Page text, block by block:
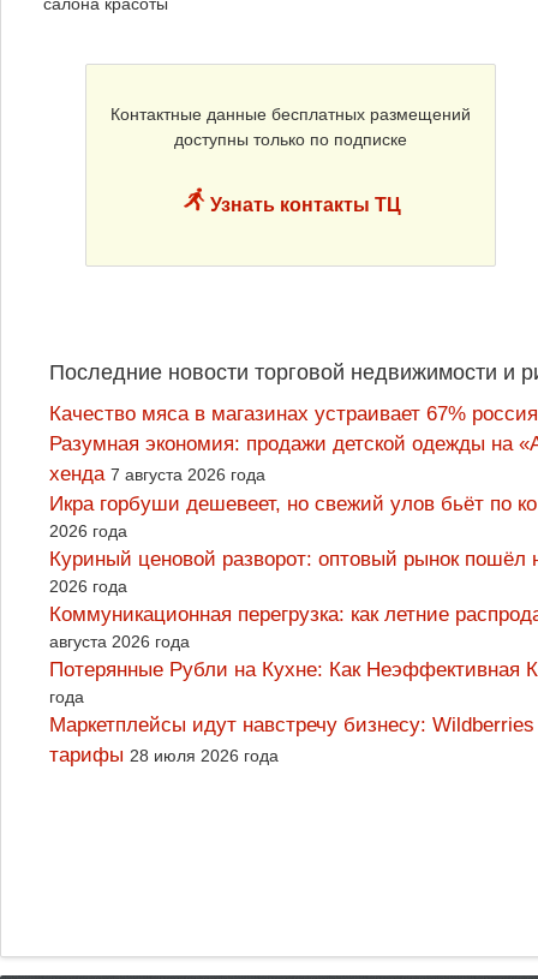
Контактные данные бесплатных размещений
доступны только по подписке
Узнать контакты ТЦ
Последние новости торговой недвижимости и
Качество мяса в магазинах устраивает 67%
Разумная экономия: продажи детской одежды на
хенда 7 августа 2026 года
Икра горбуши дешевеет, но свежий улов бьёт по
2026 года
Куриный ценовой разворот: оптовый рынок
2026 года
Коммуникационная перегрузка: как летние
августа 2026 года
Потерянные Рубли на Кухне: Как
года
Маркетплейсы идут навстречу бизнесу:
тарифы 28 июля 2026 года